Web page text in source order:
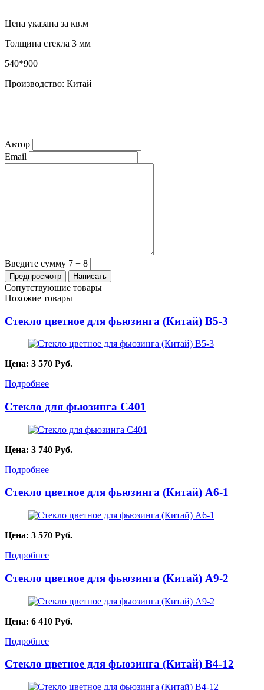
Цена указана за кв.м
Толщина стекла 3 мм
540*900
Производство: Китай
Автор
Email
Введите сумму 7 + 8
Сопутствующие товары
Похожие товары
Стекло цветное для фьюзинга (Китай) B5-3
Цена: 3 570 Руб.
Подробнее
Стекло для фьюзинга C401
Цена: 3 740 Руб.
Подробнее
Стекло цветное для фьюзинга (Китай) A6-1
Цена: 3 570 Руб.
Подробнее
Стекло цветное для фьюзинга (Китай) A9-2
Цена: 6 410 Руб.
Подробнее
Стекло цветное для фьюзинга (Китай) B4-12